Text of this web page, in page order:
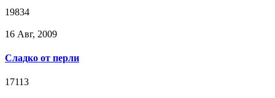
19834
16 Авг, 2009
Сладко от перли
17113